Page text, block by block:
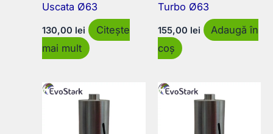
Uscata Ø63
130,00 lei
Citește
mai mult
Turbo Ø63
155,00 lei
Adaugă în
coș